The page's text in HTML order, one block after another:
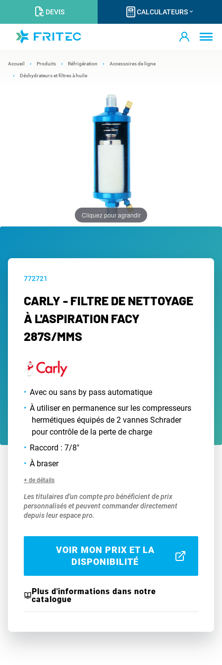
DEVIS CALCULATEURS
Accueil Produits Réfrigération Accessoires de ligne
Déshydrateurs et filtres à huile
Cliquez pour agrandir
772721
CARLY - FILTRE DE NETTOYAGE
À L'ASPIRATION FACY
287S/MMS
Avec ou sans by pass automatique
À utiliser en permanence sur les compresseurs
hermétiques équipés de 2 vannes Schrader
pour contrôle de la perte de charge
Raccord : 7/8"
À braser
+ de détails
Les titulaires d'un compte pro bénéficient de prix
personnalisés et peuvent commander directement
depuis leur espace pro.
VOIR MON PRIX ET LA
DISPONIBILITÉ
Plus d'informations dans notre
catalogue